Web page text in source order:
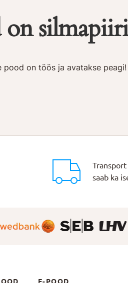
on
pood on töös ja avatakse peagi!
Transport
saab ka
E-POOD